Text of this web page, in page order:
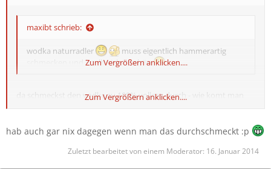
maxibt schrieb:
wodka naturradler
muss eigentlich hammerartig
schmecken und knallt sicher schön
Zum Vergrößern anklicken....
da schmeckst den vodka zu 100% vollgas durch - wie komt man
Zum Vergrößern anklicken....
hab auch gar nix dagegen wenn man das durchschmeckt :p
Zuletzt bearbeitet von einem Moderator: 16. Januar 2014